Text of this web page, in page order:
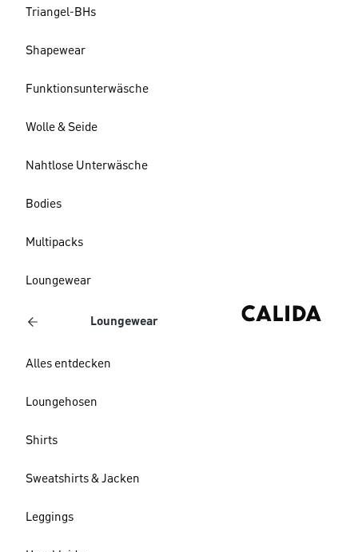
Triangel-BHs
Shapewear
Funktionsunterwäsche
Wolle & Seide
Nahtlose Unterwäsche
Bodies
Multipacks
Loungewear
Loungewear
Alles entdecken
Loungehosen
Shirts
Sweatshirts & Jacken
Leggings